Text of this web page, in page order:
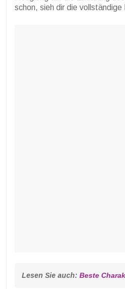
schon, sieh dir die vollständige
Lesen Sie auch: Beste